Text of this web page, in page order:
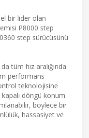
bir lider olan
P8000 step
step sürücüsünü
tüm hız aralığında
performans
teknolojisine
döngü konum
böylece bir
hassasiyet ve